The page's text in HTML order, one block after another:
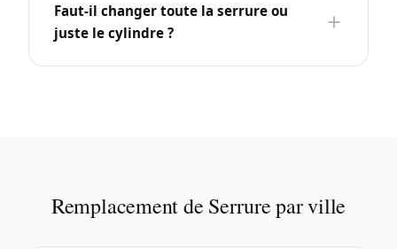
Faut-il changer toute la serrure ou
juste le cylindre ?
Remplacement de Serrure par ville